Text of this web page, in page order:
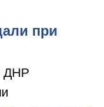
при
ДНР